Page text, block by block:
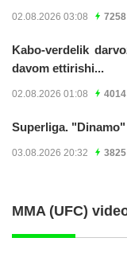
02.08.2026 03:08 7258
Kabo-verdelik
davom ettirishi...
02.08.2026 01:08 4014
Superliga.
03.08.2026 20:32 3825
MMA (UFC)